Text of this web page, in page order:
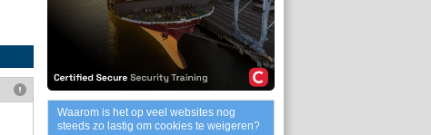
Waarom is het op veel websites nog
steeds zo lastig om cookies te weigeren?